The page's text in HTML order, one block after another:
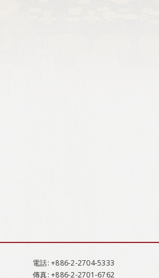
電話: +886-2-2704-5333
傳真: +886-2-2701-6762